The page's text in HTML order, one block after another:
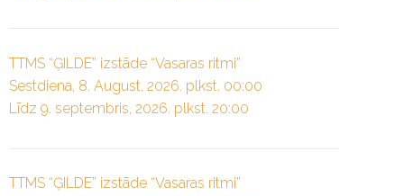
TTMS “ĢILDE” izstāde “Vasaras ritmi”
Sestdiena, 8. August, 2026. plkst. 00:00
Līdz 9. septembris, 2026. plkst. 20:00
TTMS “ĢILDE” izstāde “Vasaras ritmi”